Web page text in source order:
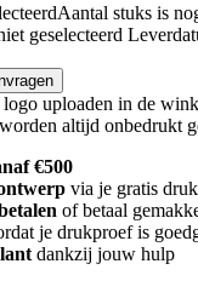
Aantal stuks is
geselecteerd
logo uploaden in de
altijd onbedrukt
€500
via je gratis
of betaal
je drukproef is
dankzij jouw hulp